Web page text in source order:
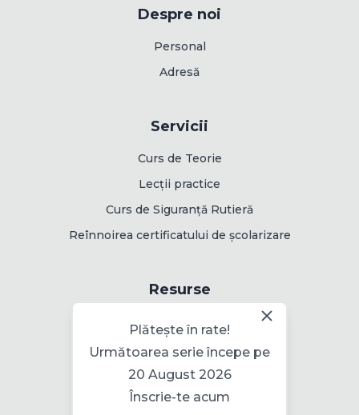
Despre noi
Personal
Adresă
Servicii
Curs de Teorie
Lecții practice
Curs de Siguranță Rutieră
Reînnoirea certificatului de școlarizare
Resurse
Rute de examinare
Informații
Plătește în rate!
Următoarea serie începe pe
20 August 2026
Înscrie-te acum